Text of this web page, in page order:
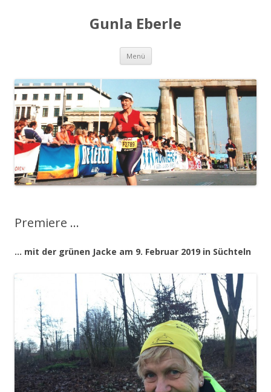
Gunla Eberle
Menü Zum
springen
Premiere …
… mit der grünen Jacke am 9. Februar 2019 in Süchteln